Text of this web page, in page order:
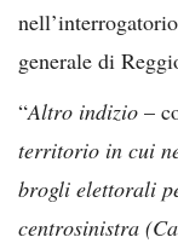
generale di
“Altro indizio –
territorio in cui
brogli elettorali
centrosinistra